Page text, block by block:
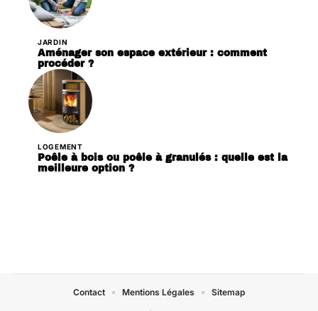
JARDIN
Aménager son espace extérieur : comment
procéder ?
LOGEMENT
Poêle à bois ou poêle à granulés : quelle est la
meilleure option ?
Contact Mentions Légales Sitemap